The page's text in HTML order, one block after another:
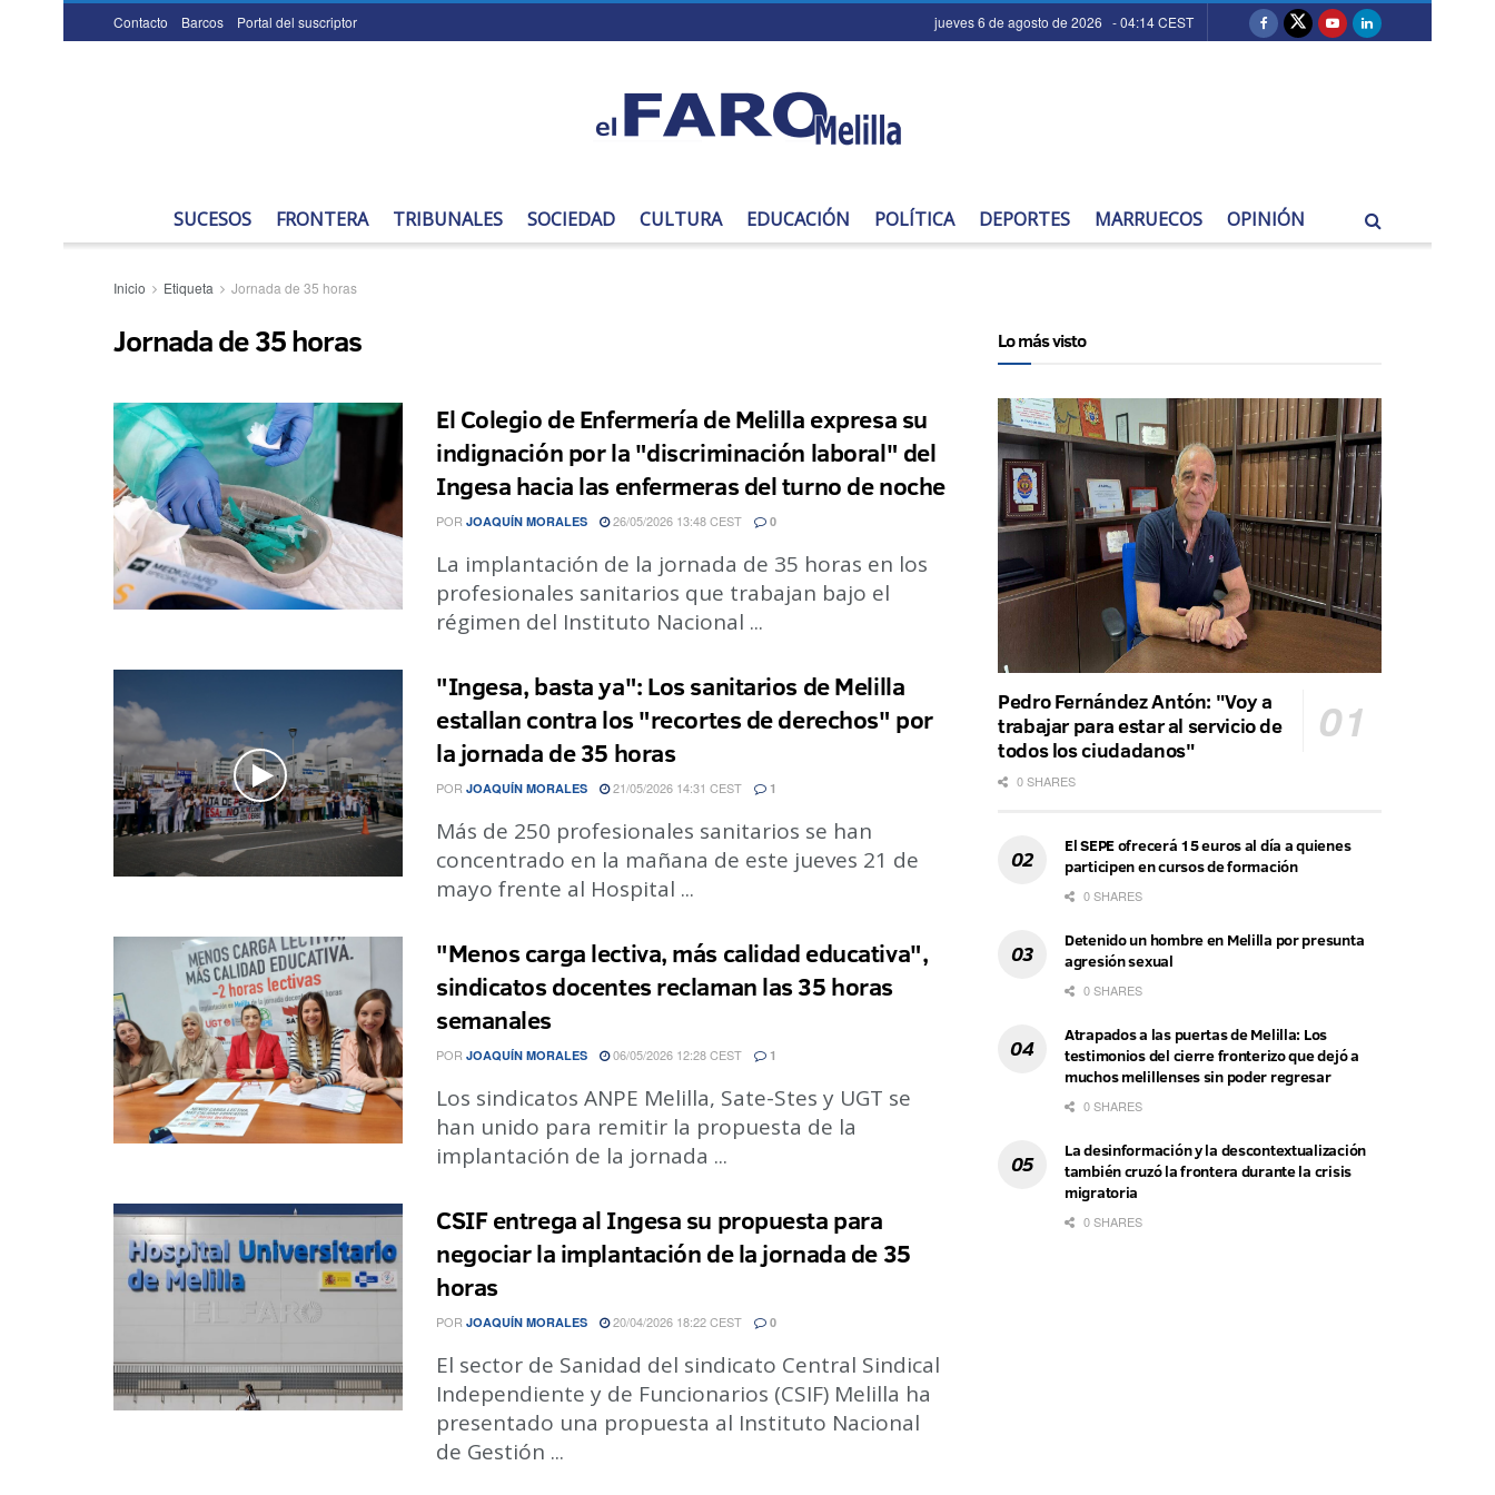
Contacto Barcos Portal del suscriptor jueves 6 de agosto de 2026 - 04:14 CEST
SUCESOS FRONTERA TRIBUNALES SOCIEDAD CULTURA EDUCACIÓN POLÍTICA DEPORTES MARRUECOS OPINIÓN
Inicio Etiqueta Jornada de 35 horas
Jornada de 35 horas
El Colegio de Enfermería de Melilla expresa su
indignación por la "discriminación laboral" del
Ingesa hacia las enfermeras del turno de noche
POR JOAQUÍN MORALES 26/05/2026 13:48 CEST 0
La implantación de la jornada de 35 horas en los
profesionales sanitarios que trabajan bajo el
régimen del Instituto Nacional ...
"Ingesa, basta ya": Los sanitarios de Melilla
estallan contra los "recortes de derechos" por
la jornada de 35 horas
POR JOAQUÍN MORALES 21/05/2026 14:31 CEST 1
Más de 250 profesionales sanitarios se han
concentrado en la mañana de este jueves 21 de
mayo frente al Hospital ...
"Menos carga lectiva, más calidad educativa",
sindicatos docentes reclaman las 35 horas
semanales
POR JOAQUÍN MORALES 06/05/2026 12:28 CEST 1
Los sindicatos ANPE Melilla, Sate-Stes y UGT se
han unido para remitir la propuesta de la
implantación de la jornada ...
CSIF entrega al Ingesa su propuesta para
negociar la implantación de la jornada de 35
horas
POR JOAQUÍN MORALES 20/04/2026 18:22 CEST 0
El sector de Sanidad del sindicato Central Sindical
Independiente y de Funcionarios (CSIF) Melilla ha
presentado una propuesta al Instituto Nacional
de Gestión ...
Lo más visto
Pedro Fernández Antón: "Voy a
trabajar para estar al servicio de
todos los ciudadanos"
0 SHARES
El SEPE ofrecerá 15 euros al día a quienes
participen en cursos de formación
0 SHARES
Detenido un hombre en Melilla por presunta
agresión sexual
0 SHARES
Atrapados a las puertas de Melilla: Los
testimonios del cierre fronterizo que dejó a
muchos melillenses sin poder regresar
0 SHARES
La desinformación y la descontextualización
también cruzó la frontera durante la crisis
migratoria
0 SHARES